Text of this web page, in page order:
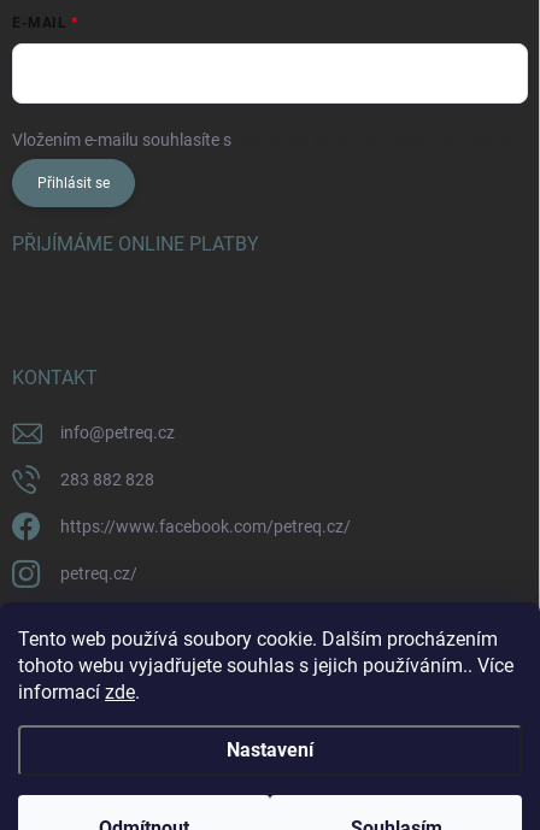
Tento web používá soubory cookie. Dalším procházením
tohoto webu vyjadřujete souhlas s jejich používáním.. Více
informací zde.
Nastavení
E-MAIL
Vložením e-mailu souhlasíte s
Přihlásit se
PŘIJÍMÁME ONLINE PLATBY
KONTAKT
info@petreq.cz
283 882 828
https://www.facebook.com/petreq.cz/
petreq.cz/
Copyright 2026 . Všechna práva vyhrazena.